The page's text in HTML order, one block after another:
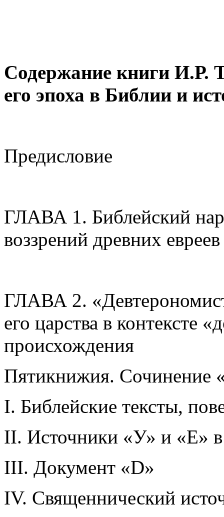
Содержание книги И.Р.
его эпоха в Библии и
Предисловие
ГЛАВА 1. Библейский
воззрений древних
ГЛАВА 2.
его царства в контексте
происхождения
Пятикнижия. Сочинение
I. Библейские тексты,
II. Источники «У» и «Е»
III. Документ «D»
IV. Священнический